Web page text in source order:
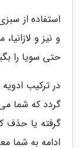
استفاده از
و نیز و
حتی سویا را
در ترکیب
گردد که شما می
گرفته یا حذف
ادامه به شما